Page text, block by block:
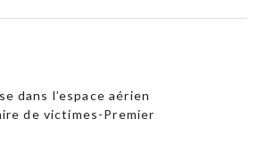
dans l’espace aérien
de victimes-Premier